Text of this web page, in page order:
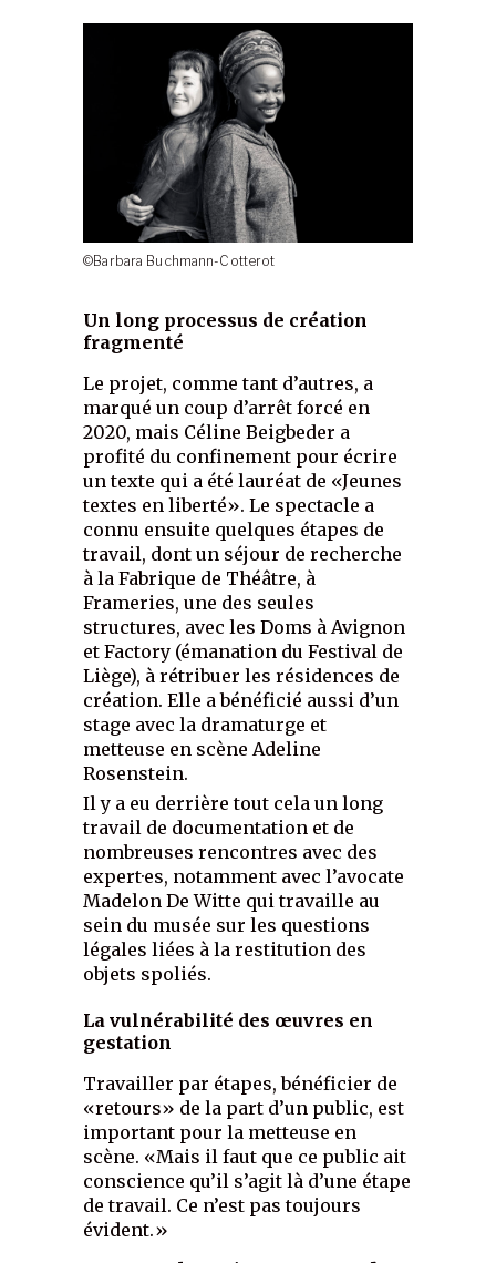
©Barbara Buchmann-Cotterot
Un long processus de création
fragmenté
Le projet, comme tant d’autres, a
marqué un coup d’arrêt forcé en
2020, mais Céline Beigbeder a
profité du confinement pour écrire
un texte qui a été lauréat de «Jeunes
textes en liberté». Le spectacle a
connu ensuite quelques étapes de
travail, dont un séjour de recherche
à la Fabrique de Théâtre, à
Frameries, une des seules
structures, avec les Doms à Avignon
et Factory (émanation du Festival de
Liège), à rétribuer les résidences de
création. Elle a bénéficié aussi d’un
stage avec la dramaturge et
metteuse en scène Adeline
Rosenstein.
Il y a eu derrière tout cela un long
travail de documentation et de
nombreuses rencontres avec des
expert·es, notamment avec l’avocate
Madelon De Witte qui travaille au
sein du musée sur les questions
légales liées à la restitution des
objets spoliés.
La vulnérabilité des œuvres en
gestation
Travailler par étapes, bénéficier de
«retours» de la part d’un public, est
important pour la metteuse en
scène. «Mais il faut que ce public ait
conscience qu’il s’agit là d’une étape
de travail. Ce n’est pas toujours
évident.»